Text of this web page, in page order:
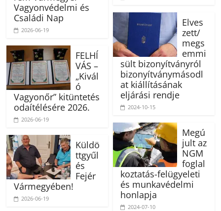
Vagyonvédelmi és
Családi Nap
2026-06-19
FELHÍ
VÁS –
„Kivál
ó
Vagyonőr” kitüntetés
odaítélésére 2026.
2026-06-19
Küldö
ttgyűl
és
Fejér
Vármegyében!
2026-06-19
Elves
zett/
megs
emmi
sült bizonyítványról
bizonyítványmásodl
at kiállításának
eljárási rendje
2024-10-15
Megú
jult az
NGM
foglal
koztatás-felügyeleti
és munkavédelmi
honlapja
2024-07-10